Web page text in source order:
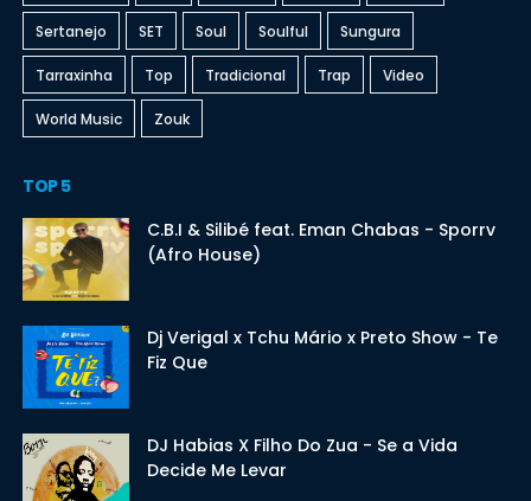
Sertanejo SET Soul Soulful Sungura
Tarraxinha Top Tradicional Trap Video
World Music Zouk
TOP 5
C.B.I & Silibé feat. Eman Chabas - Sporrv
(Afro House)
Dj Verigal x Tchu Mário x Preto Show - Te
Fiz Que
DJ Habias X Filho Do Zua - Se a Vida
Decide Me Levar